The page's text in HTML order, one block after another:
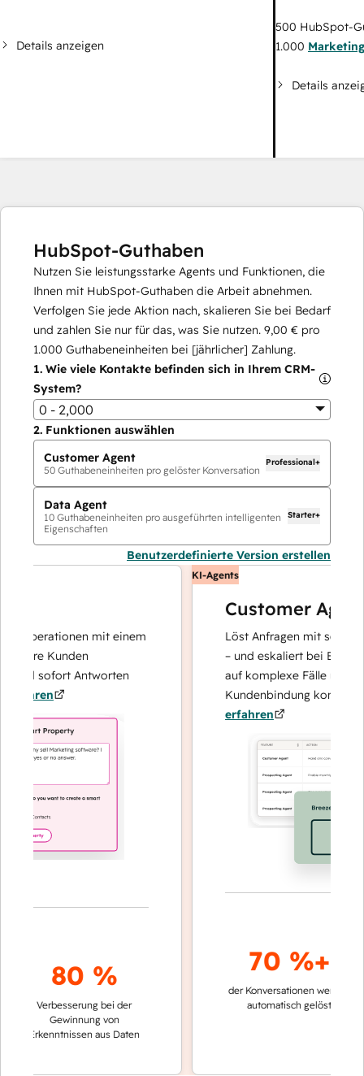
Details anzeigen
500 HubSpot-
1.000
Details
HubSpot-Guthaben
Nutzen Sie leistungsstarke Agents und Funktionen, die
Ihnen mit HubSpot-Guthaben die Arbeit abnehmen.
Verfolgen Sie jede Aktion nach, skalieren Sie bei Bedarf
und zahlen Sie nur für das, was Sie nutzen. 9,00 € pro
1.000 Guthabeneinheiten bei [jährlicher] Zahlung.
1. Wie viele Kontakte befinden sich in Ihrem CRM-
System?
0 - 2,000
2. Funktionen auswählen
Customer Agent
50 Guthabeneinheiten pro gelöster Konversation
Professional+
Data Agent
10 Guthabeneinheiten pro ausgeführten intelligenten
Eigenschaften
Starter+
Benutzerdefinierte Version erstellen
mit einem
Kunden
sofort Antworten
80 %
Verbesserung bei der
Gewinnung von
Erkenntnissen aus Daten
KI-Agents
Customer Agent
Löst Anfragen mit schnellen,
– und eskaliert bei Bedarf,
auf komplexe Fälle und den
Kundenbindung
erfahren
70 %+
der Konversationen werden
automatisch gelöst